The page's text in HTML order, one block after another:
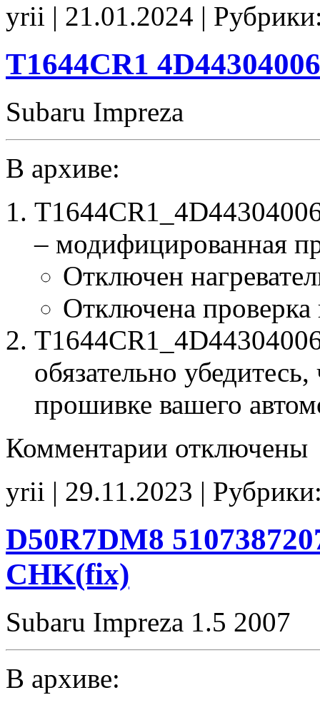
Stage1
E2(EGR_off)
yrii | 21.01.2024 |
T1644CR1
Subaru Impreza
В архиве:
– модифицированная
Отключен
Отключена
обязательно
прошивке вашего
Комментарии записи
HeaterFrontO2
CHK(fix)
отключены
yrii | 29.11.2023 |
D50R7DM8
CHK(fix)
Subaru Impreza 1.5 2007
В архиве: